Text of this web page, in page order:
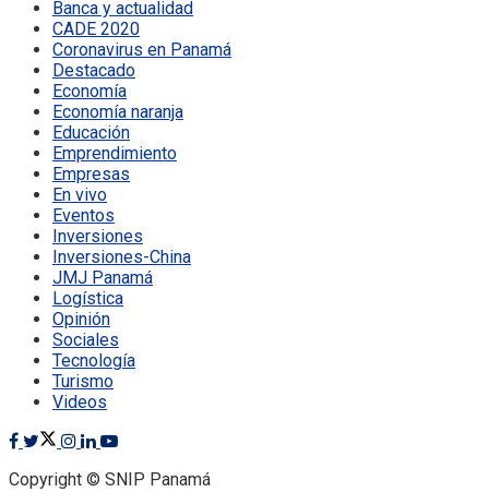
Banca y actualidad
CADE 2020
Coronavirus en Panamá
Destacado
Economía
Economía naranja
Educación
Emprendimiento
Empresas
En vivo
Eventos
Inversiones
Inversiones-China
JMJ Panamá
Logística
Opinión
Sociales
Tecnología
Turismo
Videos
Copyright © SNIP Panamá